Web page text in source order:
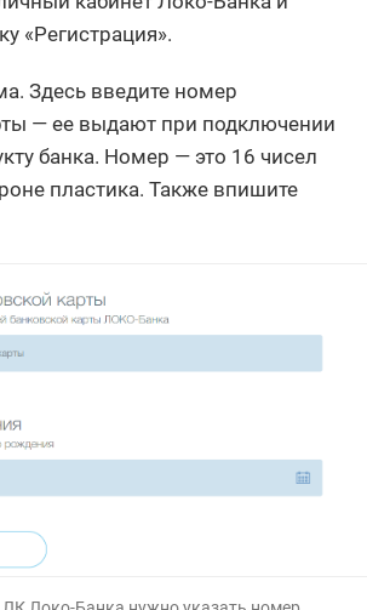
«Регистрация».
Здесь введите номер
— ее выдают при подключении
банка. Номер — это 16 чисел
пластика. Также впишите